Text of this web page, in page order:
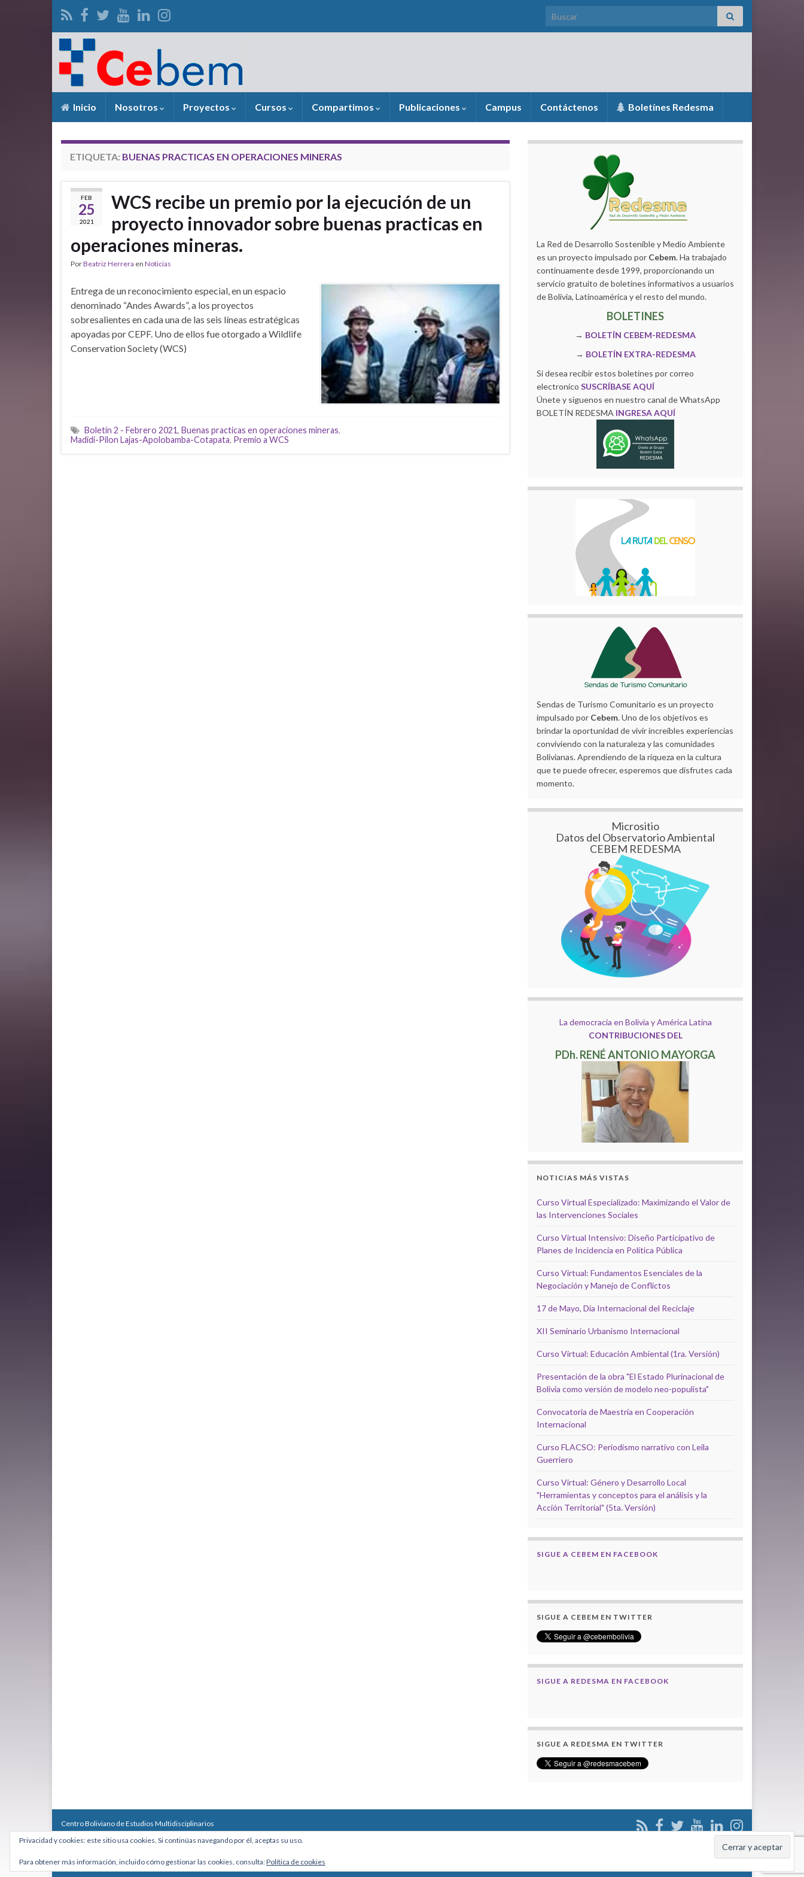
Search for:
Inicio Nosotros Proyectos Cursos Compartimos Publicaciones Campus Contáctenos Boletínes Redesma
ETIQUETA: BUENAS PRACTICAS EN OPERACIONES MINERAS
FEB
25
2021
WCS recibe un premio por la ejecución de un
proyecto innovador sobre buenas practicas en
operaciones mineras.
PorBeatriz Herrera en Noticias
Entrega de un reconocimiento especial, en un espacio
denominado “Andes Awards”, a los proyectos
sobresalientes en cada una de las seis líneas estratégicas
apoyadas por CEPF. Uno de ellos fue otorgado a Wildlife
Conservation Society (WCS)
Boletín 2 - Febrero 2021, Buenas practicas en operaciones mineras,
Madidi-Pilon Lajas-Apolobamba-Cotapata, Premio a WCS
La Red de Desarrollo Sostenible y Medio Ambiente
es un proyecto impulsado por Cebem. Ha trabajado
continuamente desde 1999, proporcionando un
servicio gratuito de boletines informativos a usuarios
de Bolivia, Latinoamérica y el resto del mundo.
BOLETINES
→ BOLETÍN CEBEM-REDESMA
→ BOLETÍN EXTRA-REDESMA
Si desea recibir estos boletines por correo
electronico SUSCRÍBASE AQUÍ
Únete y siguenos en nuestro canal de WhatsApp
BOLETÍN REDESMA INGRESA AQUÍ
Sendas de Turismo Comunitario es un proyecto
impulsado por Cebem. Uno de los objetivos es
brindar la oportunidad de vivir increíbles experiencias
conviviendo con la naturaleza y las comunidades
Bolivianas. Aprendiendo de la riqueza en la cultura
que te puede ofrecer, esperemos que disfrutes cada
momento.
Micrositio
Datos del Observatorio Ambiental
CEBEM REDESMA
La democracia en Bolivia y América Latina
CONTRIBUCIONES DEL
PDh. RENÉ ANTONIO MAYORGA
NOTICIAS MÁS VISTAS
Curso Virtual Especializado: Maximizando el Valor de
las Intervenciones Sociales
Curso Virtual Intensivo: Diseño Participativo de
Planes de Incidencia en Política Pública
Curso Virtual: Fundamentos Esenciales de la
Negociación y Manejo de Conflictos
17 de Mayo, Día Internacional del Reciclaje
XII Seminario Urbanismo Internacional
Curso Virtual: Educación Ambiental (1ra. Versión)
Presentación de la obra "El Estado Plurinacional de
Bolivia como versión de modelo neo-populista"
Convocatoria de Maestría en Cooperación
Internacional
Curso FLACSO: Periodismo narrativo con Leila
Guerriero
Curso Virtual: Género y Desarrollo Local
"Herramientas y conceptos para el análisis y la
Acción Territorial" (5ta. Versión)
SIGUE A CEBEM EN FACEBOOK
SIGUE A CEBEM EN TWITTER
SIGUE A REDESMA EN FACEBOOK
SIGUE A REDESMA EN TWITTER
Centro Boliviano de Estudios Multidisciplinarios
Calle Macario Pinilla # 2588 esq. Av. Arce, Edificio Arcadia, Mezzanine, Of. 101 - La Paz, Bolivia
Teléfono: +591 2431818 - Celular: +591 73027636
Hecho con
por Graphene Themes.
Privacidad y cookies: este sitio usa cookies. Si continúas navegando por él, aceptas su uso.
Para obtener más información, incluido cómo gestionar las cookies, consulta:Política de cookies